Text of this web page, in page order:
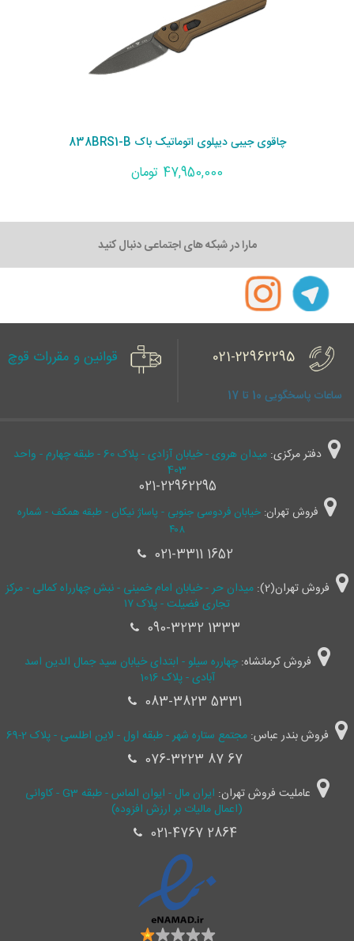
چاقوی جیبی دیپلوی اتوماتیک باک 838BRS1-B
47,950,000 تومان
مارا در شبکه های اجتماعی دنبال کنید
021-22962295
ساعات پاسخگویی 10 تا 17
قوانین و مقررات قوچ
دفتر مرکزی:
میدان هروی - خیابان آزادی - پلاک 60 - طبقه چهارم - واحد
403
021-22962295
فروش تهران: خیابان فردوسی جنوبی - پاساژ نیکان - طبقه همکف - شماره
۴۰۸
021-3311 1652
فروش تهران(2):
میدان حر - خیابان امام خمینی - نبش چهارراه کمالی - مرکز
تجاری فضیلت - پلاک ۱۷
090-3232 1333
فروش کرمانشاه:چهارره سیلو - ابتدای خیابان سید جمال ‌الدین اسد
آبادی - پلاک 1016
083-3823 5331
فروش بندر عباس: مجتمع ستاره شهر - طبقه اول - لاین اطلسی - پلاک 2-69
076-3223 87 67
عاملیت فروش تهران:
ایران مال - ایوان الماس - طبقه G3 - کاوانی
(اعمال مالیات بر ارزش افزوده)
021-4767 2864